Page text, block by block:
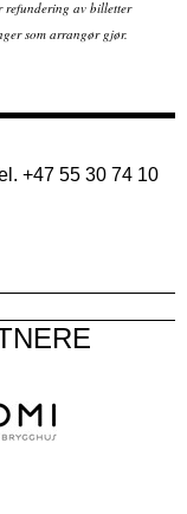
refundering av billetter
som arrangør gjør.
+47 55 30 74 10